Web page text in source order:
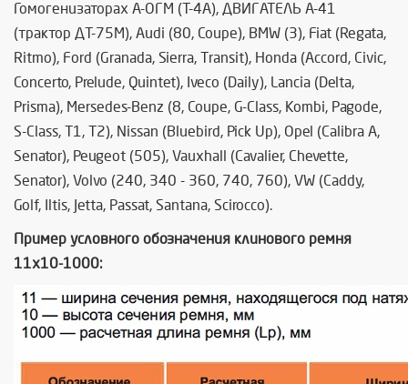
Гомогенизаторах А-ОГМ (Т-4А), ДВИГАТЕЛЬ А-41
(трактор ДТ-75М), Audi (80, Coupe), BMW (3), Fiat (Regata,
Ritmo), Ford (Granada, Sierra, Transit), Honda (Accord, Civic,
Concerto, Prelude, Quintet), Iveco (Daily), Lancia (Delta,
Prisma), Mersedes-Benz (8, Coupe, G-Class, Kombi, Pagode,
S-Class, T1, T2), Nissan (Bluebird, Pick Up), Opel (Calibra A,
Senator), Peugeot (505), Vauxhall (Cavalier, Chevette,
Senator), Volvo (240, 340 - 360, 740, 760), VW (Caddy,
Golf, Iltis, Jetta, Passat, Santana, Scirocco).
Пример условного обозначения клинового ремня
11х10-1000: